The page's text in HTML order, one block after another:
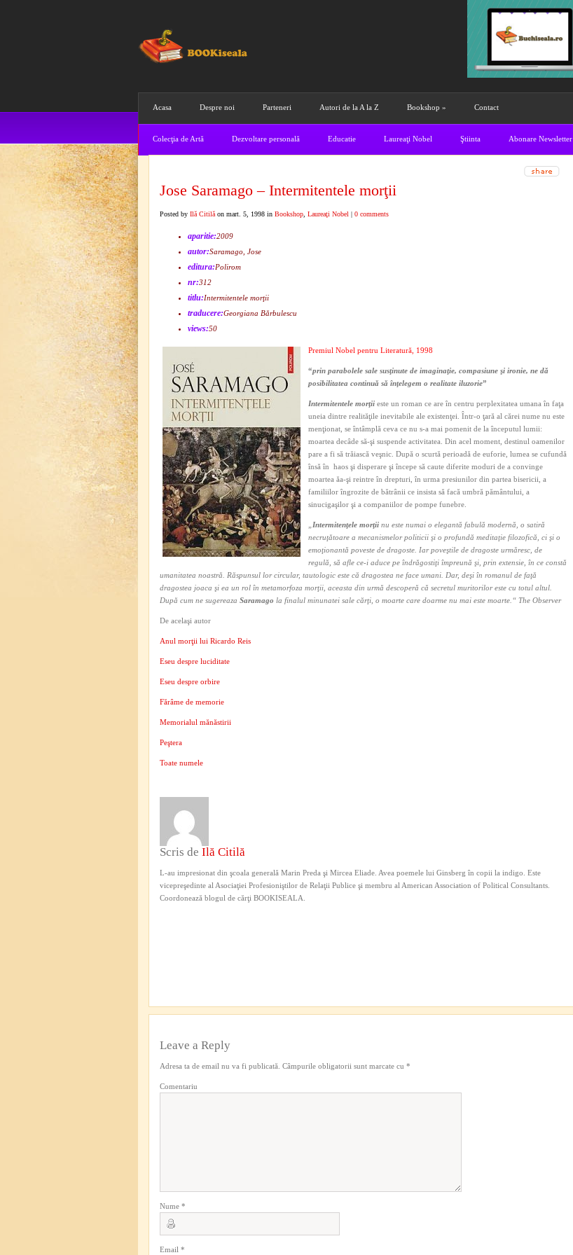
Acasa Despre noi Parteneri Autori de la A la Z Bookshop » Contact
Colecţia de Artă Dezvoltare personală Educatie Laureaţi Nobel Ştiinta Abonare Newsletter
Jose Saramago – Intermitentele morţii
Posted by Ilă Citilă on mart. 5, 1998 in Bookshop Laureaţi Nobel | 0 comments
aparitie:2009
autor:Saramago, Jose
editura:Polirom
nr:312
titlu:Intermitentele morţii
traducere:Georgiana Bărbulescu
views:50
Premiul Nobel pentru Literatură, 1998
“prin parabolele sale susţinute de imaginaţie, compasiune şi ironie, ne dă
posibilitatea continuă să înţelegem o realitate iluzorie”
Intermitentele morţii este un roman ce are în centru perplexitatea umana în faţa
uneia dintre realităţile inevitabile ale existenţei. Într-o ţară al cărei nume nu este
menţionat, se întâmplă ceva ce nu s-a mai pomenit de la începutul lumii:
moartea decâde să-şi suspende activitatea. Din acel moment, destinul oamenilor
pare a fi să trăiască veşnic. După o scurtă perioadă de euforie, lumea se cufundă
însă în haos şi disperare şi începe să caute diferite moduri de a convinge
moartea ăa-şi reintre în drepturi, în urma presiunilor din partea bisericii, a
familiilor îngrozite de bătrânii ce insista să facă umbră pământului, a
sinucigaşilor şi a companiilor de pompe funebre.
Intermitenţele morţii nu este numai o elegantă fabulă modernă, o satiră
necruţătoare a mecanismelor politicii şi o profundă meditaţie filozofică, ci şi o
emoţionantă poveste de dragoste. Iar poveştile de dragoste urmăresc, de
regulă, să afle ce-i aduce pe îndrăgostiţi împreună şi, prin extensie, în ce constă
umanitatea noastră. Răspunsul lor circular, tautologic este că dragostea ne face umani. Dar, deşi în romanul de faţă
dragostea joaca şi ea un rol în metamorfoza morţii, aceasta din urmă descoperă că secretul muritorilor este cu totul altul.
După cum ne sugereaza Saramago la finalul minunatei sale cărţi, o moarte care doarme nu mai este moarte.“ The Observer
De acelaşi autor
Anul morţii lui Ricardo Reis
Eseu despre luciditate
Eseu despre orbire
Fărâme de memorie
Memorialul mănăstirii
Peştera
Toate numele
Scris de Ilă Citilă
L-au impresionat din şcoala generală Marin Preda şi Mircea Eliade. Avea poemele lui Ginsberg în copii la indigo. Este
vicepreşedinte al Asociaţiei Profesioniştilor de Relaţii Publice şi membru al American Association of Political Consultants.
Coordonează blogul de cărţi BOOKISEALA.
Leave a Reply
Adresa ta de email nu va fi publicată. Câmpurile obligatorii sunt marcate cu *
Comentariu
Nume *
Email *